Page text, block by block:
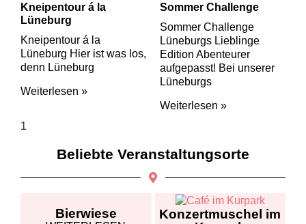
Kneipentour á la
Lüneburg
Kneipentour á la
Lüneburg Hier ist was los,
denn Lüneburg
Weiterlesen »
Sommer Challenge
Sommer Challenge
Lüneburgs Lieblinge
Edition Abenteurer
aufgepasst! Bei unserer
Lüneburgs
Weiterlesen »
Beliebte Veranstaltungsorte
Bierwiese
Konzertmuschel im